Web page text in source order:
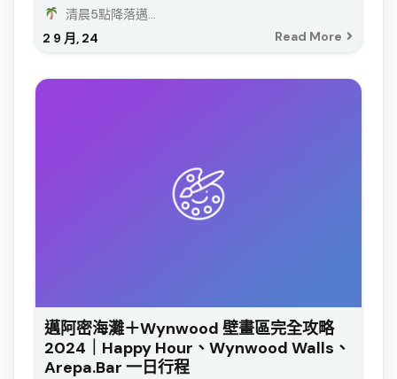
2 9 月, 24
清晨5點降落邁...
Read More
邁阿密海灘＋Wynwood 壁畫區完全攻略
2024｜Happy Hour、Wynwood Walls、
Arepa.bar 一日行程